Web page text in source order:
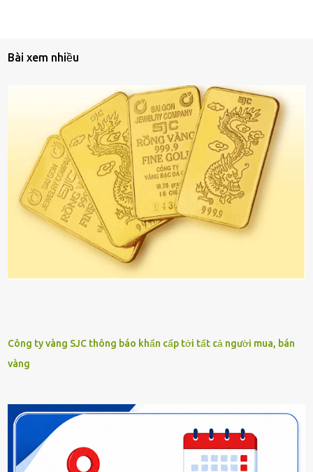
Bài xem nhiều
Công ty vàng SJC thông báo khẩn cấp tới tất cả người mua, bán
vàng